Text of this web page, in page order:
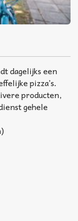
dagelijks een
pizza’s.
producten,
gehele